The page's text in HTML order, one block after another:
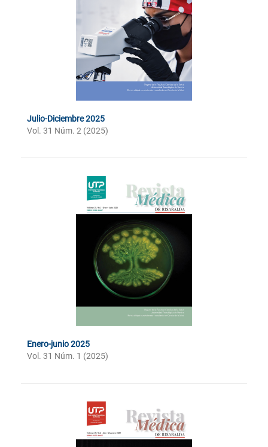
Julio-Diciembre 2025
Vol. 31 Núm. 2 (2025)
Enero-junio 2025
Vol. 31 Núm. 1 (2025)